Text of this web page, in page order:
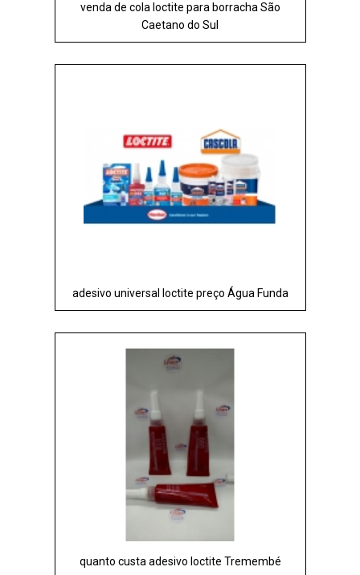
venda de cola loctite para borracha São
Caetano do Sul
adesivo universal loctite preço Água Funda
quanto custa adesivo loctite Tremembé